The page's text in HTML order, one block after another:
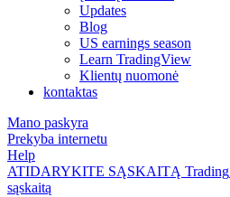
Updates
Blog
US earnings season
Learn TradingView
Klientų nuomonė
kontaktas
Mano paskyra
Prekyba internetu
Help
ATIDARYKITE SĄSKAITĄ Trading
sąskaitą